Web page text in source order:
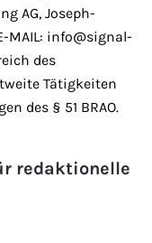
AG, Joseph-
MAIL: info@signal-
des
Tätigkeiten
des § 51 BRAO.
redaktionelle